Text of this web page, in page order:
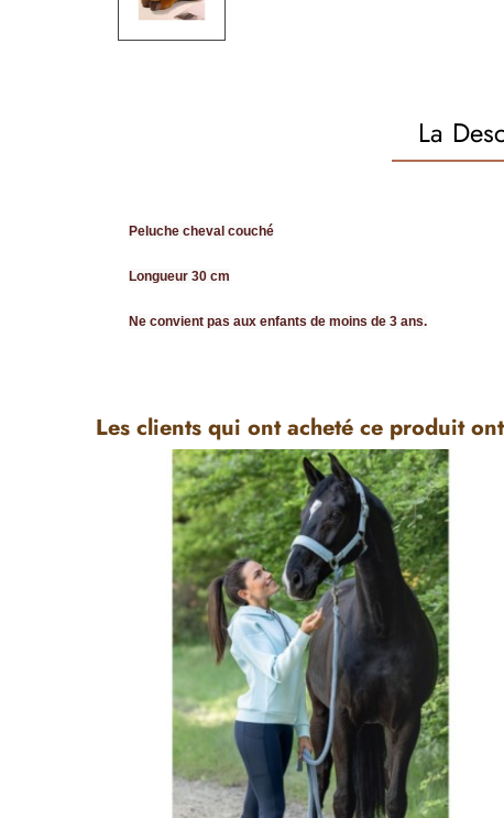
La
Peluche cheval couché
Longueur 30 cm
Ne convient pas aux enfants de moins de 3 ans.
Les clients qui ont acheté ce produit